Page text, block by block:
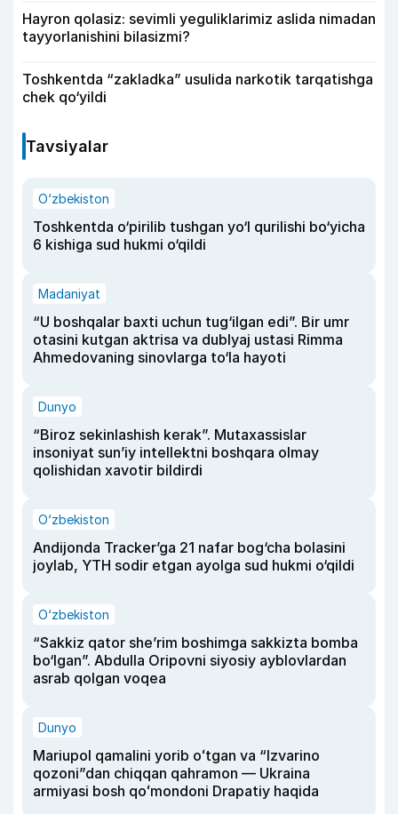
Hayron qolasiz: sevimli yeguliklarimiz aslida nimadan
tayyorlanishini bilasizmi?
Toshkentda “zakladka” usulida narkotik tarqatishga
chek qo‘yildi
Tavsiyalar
O‘zbekiston
Toshkentda o‘pirilib tushgan yo‘l qurilishi bo‘yicha
6 kishiga sud hukmi o‘qildi
Madaniyat
“U boshqalar baxti uchun tug‘ilgan edi”. Bir umr
otasini kutgan aktrisa va dublyaj ustasi Rimma
Ahmedovaning sinovlarga to‘la hayoti
Dunyo
“Biroz sekinlashish kerak”. Mutaxassislar
insoniyat sun’iy intellektni boshqara olmay
qolishidan xavotir bildirdi
O‘zbekiston
Andijonda Tracker’ga 21 nafar bog‘cha bolasini
joylab, YTH sodir etgan ayolga sud hukmi o‘qildi
O‘zbekiston
“Sakkiz qator she’rim boshimga sakkizta bomba
bo‘lgan”. Abdulla Oripovni siyosiy ayblovlardan
asrab qolgan voqea
Dunyo
Mariupol qamalini yorib oʻtgan va “Izvarino
qozoni”dan chiqqan qahramon — Ukraina
armiyasi bosh qoʻmondoni Drapatiy haqida